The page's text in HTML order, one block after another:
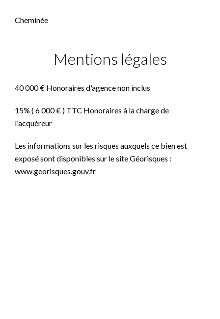
Cheminée
Mentions légales
40 000 € Honoraires d'agence non inclus
15% ( 6 000 € ) TTC Honoraires à la charge de
l'acquéreur
Les informations sur les risques auxquels ce bien est
exposé sont disponibles sur le site Géorisques :
www.georisques.gouv.fr